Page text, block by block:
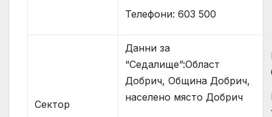
Телефони: 603 500
Сектор
Данни за
“Седалище”:Област
Добрич, Община Добрич,
населено място Добрич